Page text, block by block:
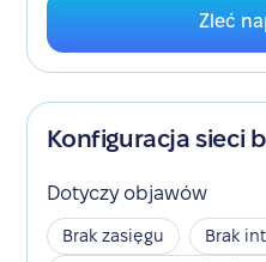
Zleć
Konfiguracja sieci
Dotyczy objawów
Brak zasięgu
Brak